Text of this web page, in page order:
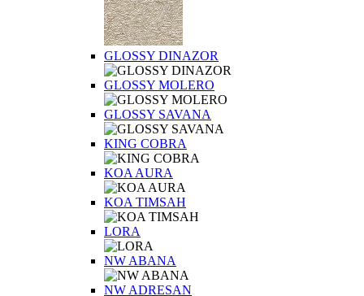
GLOSSY DINAZOR
GLOSSY MOLERO
GLOSSY SAVANA
KING COBRA
KOA AURA
KOA TIMSAH
LORA
NW ABANA
NW ADRESAN